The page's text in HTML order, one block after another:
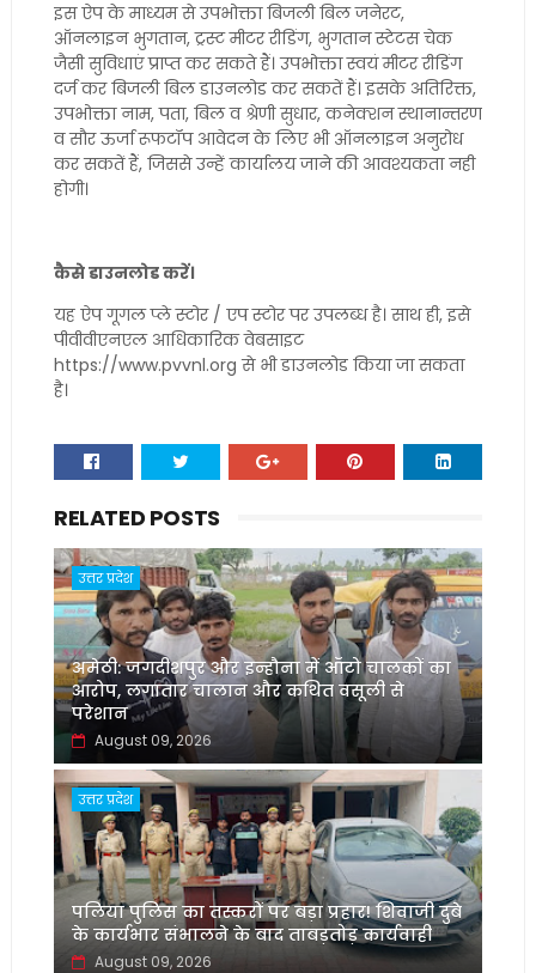
इस ऐप के माध्यम से उपभोक्ता बिजली बिल जनेरट,
ऑनलाइन भुगतान, ट्रस्ट मीटर रीडिंग, भुगतान स्टेटस चेक
जैसी सुविधाएं प्राप्त कर सकते हैं। उपभोक्ता स्वयं मीटर रीडिंग
दर्ज कर बिजली बिल डाउनलोड कर सकतें हैं। इसके अतिरिक्त,
उपभोक्ता नाम, पता, बिल व श्रेणी सुधार, कनेक्शन स्थानान्तरण
व सौर ऊर्जा रूफटॉप आवेदन के लिए भी ऑनलाइन अनुरोध
कर सकतें हैं, जिससे उन्हें कार्यालय जाने की आवश्यकता नही
होगी।
कैसे डाउनलोड करें।
यह ऐप गूगल प्ले स्टोर / एप स्टोर पर उपलब्ध है। साथ ही, इसे
पीवीवीएनएल आधिकारिक वेबसाइट
https://www.pvvnl.org से भी डाउनलोड किया जा सकता
है।
RELATED POSTS
उत्तर प्रदेश
अमेठी: जगदीशपुर और इन्हौना में ऑटो चालकों का
आरोप, लगातार चालान और कथित वसूली से
परेशान
August 09, 2026
उत्तर प्रदेश
पलिया पुलिस का तस्करों पर बड़ा प्रहार! शिवाजी दुबे
के कार्यभार संभालने के बाद ताबड़तोड़ कार्यवाही
August 09, 2026